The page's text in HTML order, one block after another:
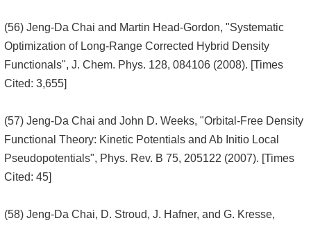
(56) Jeng-Da Chai and Martin Head-Gordon, "Systematic
Optimization of Long-Range Corrected Hybrid Density
Functionals", J. Chem. Phys. 128, 084106 (2008). [Times
Cited: 3,655]
(57) Jeng-Da Chai and John D. Weeks, "Orbital-Free Density
Functional Theory: Kinetic Potentials and Ab Initio Local
Pseudopotentials", Phys. Rev. B 75, 205122 (2007). [Times
Cited: 45]
(58) Jeng-Da Chai, D. Stroud, J. Hafner, and G. Kresse,